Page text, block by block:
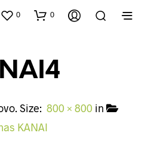
0 0
. Size: 800 × 800 in
KANAI